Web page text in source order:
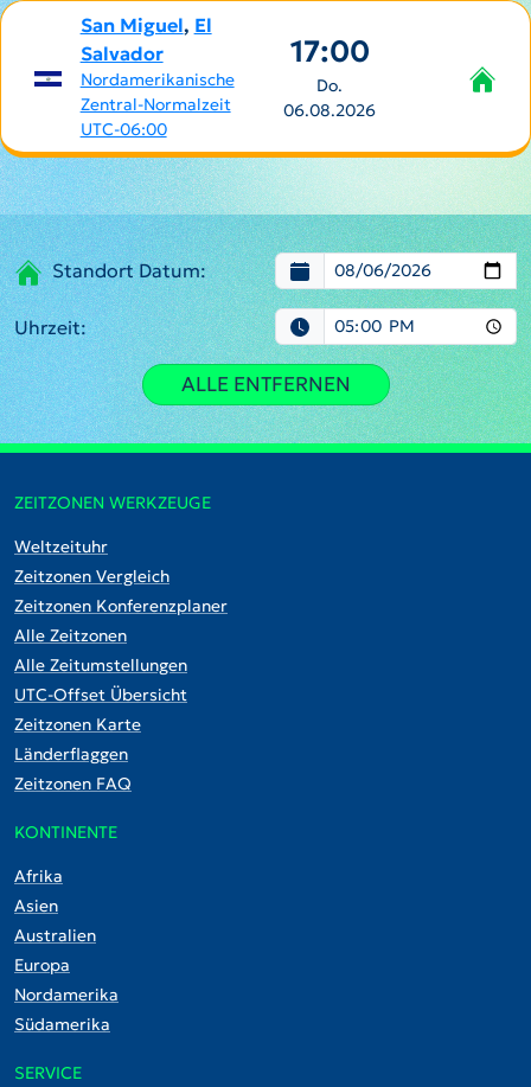
San Miguel, El
Salvador
Nordamerikanische
Zentral-Normalzeit
UTC-06:00
17:00
Do.
06.08.2026
Standort Datum:
Uhrzeit:
ALLE ENTFERNEN
ZEITZONEN WERKZEUGE
Weltzeituhr
Zeitzonen Vergleich
Zeitzonen Konferenzplaner
Alle Zeitzonen
Alle Zeitumstellungen
UTC-Offset Übersicht
Zeitzonen Karte
Länderflaggen
Zeitzonen FAQ
KONTINENTE
Afrika
Asien
Australien
Europa
Nordamerika
Südamerika
SERVICE